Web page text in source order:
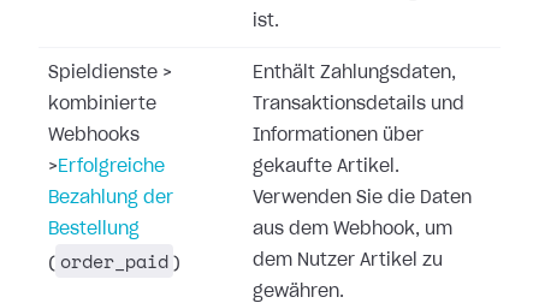
ist.
Spieldienste >
kombinierte
Webhooks
> Erfolgreiche
Bezahlung der
Bestellung
( order_paid )
Enthält Zahlungsdaten,
Transaktionsdetails und
Informationen über
gekaufte Artikel.
Verwenden Sie die Daten
aus dem Webhook, um
dem Nutzer Artikel zu
gewähren.